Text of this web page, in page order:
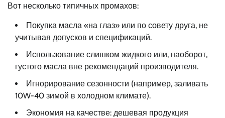
Вот несколько типичных промахов:
Покупка масла «на глаз» или по совету друга, не
учитывая допусков и спецификаций.
Использование слишком жидкого или, наоборот,
густого масла вне рекомендаций производителя.
Игнорирование сезонности (например, заливать
10W-40 зимой в холодном климате).
Экономия на качестве: дешевая продукция